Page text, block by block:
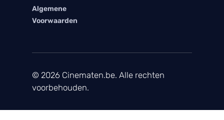
Algemene
Voorwaarden
© 2026 Cinematen.be. Alle rechten
voorbehouden.